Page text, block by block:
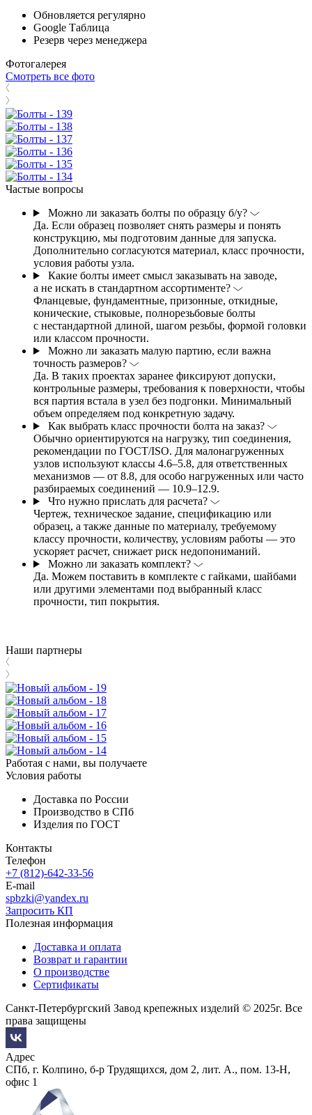
Обновляется регулярно
Google Таблица
Резерв через менеджера
Фотогалерея
Смотреть все фото
Частые вопросы
Можно ли заказать болты по образцу б/у?
Да. Если образец позволяет снять размеры и понять
конструкцию, мы подготовим данные для запуска.
Дополнительно согласуются материал, класс прочности,
условия работы узла.
Какие болты имеет смысл заказывать на заводе,
а не искать в стандартном ассортименте?
Фланцевые, фундаментные, призонные, откидные,
конические, стыковые, полнорезьбовые болты
с нестандартной длиной, шагом резьбы, формой головки
или классом прочности.
Можно ли заказать малую партию, если важна
точность размеров?
Да. В таких проектах заранее фиксируют допуски,
контрольные размеры, требования к поверхности, чтобы
вся партия встала в узел без подгонки. Минимальный
объем определяем под конкретную задачу.
Как выбрать класс прочности болта на заказ?
Обычно ориентируются на нагрузку, тип соединения,
рекомендации по ГОСТ/ISO. Для малонагруженных
узлов используют классы 4.6–5.8, для ответственных
механизмов — от 8.8, для особо нагруженных или часто
разбираемых соединений — 10.9–12.9.
Что нужно прислать для расчета?
Чертеж, техническое задание, спецификацию или
образец, а также данные по материалу, требуемому
классу прочности, количеству, условиям работы — это
ускоряет расчет, снижает риск недопониманий.
Можно ли заказать комплект?
Да. Можем поставить в комплекте с гайками, шайбами
или другими элементами под выбранный класс
прочности, тип покрытия.
Наши партнеры
Работая с нами, вы получаете
Условия работы
Доставка по России
Производство в СПб
Изделия по ГОСТ
Контакты
Телефон
+7 (812)-642-33-56
E-mail
spbzki@yandex.ru
Запросить КП
Полезная информация
Доставка и оплата
Возврат и гарантии
О производстве
Сертификаты
Санкт-Петербургский Завод крепежных изделий © 2025г. Все
права защищены
Адрес
СПб, г. Колпино, б-р Трудящихся, дом 2, лит. А., пом. 13-Н,
офис 1